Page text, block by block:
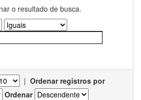
o resultado de busca.
| Ordenar registros por
Ordenar